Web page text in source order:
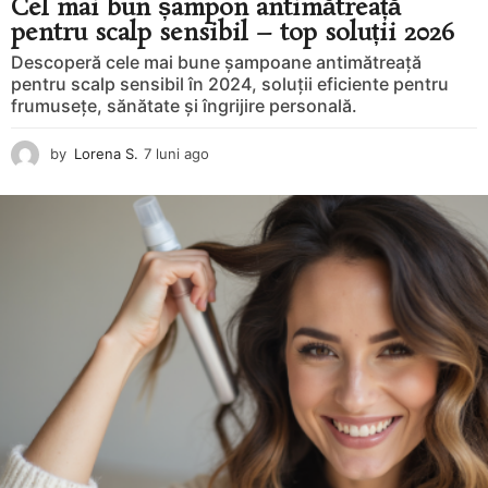
Cel mai bun șampon antimătreață
pentru scalp sensibil – top soluții 2026
Descoperă cele mai bune șampoane antimătreață
pentru scalp sensibil în 2024, soluții eficiente pentru
frumusețe, sănătate și îngrijire personală.
by Lorena S. 7 luni ago
u
a
g
o